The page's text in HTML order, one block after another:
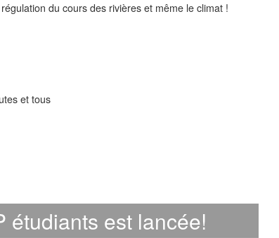
du cours des rivières et même le climat !
et tous
étudiants est lancée!